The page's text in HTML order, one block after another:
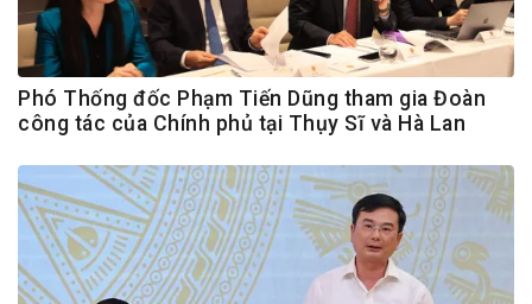
Phó Thống đốc Phạm Tiến Dũng tham gia Đoàn
công tác của Chính phủ tại Thụy Sĩ và Hà Lan